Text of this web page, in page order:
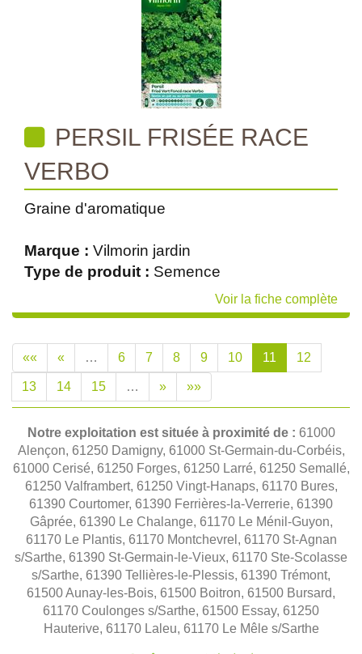
PERSIL FRISÉE RACE
VERBO
Graine d'aromatique
Marque : Vilmorin jardin
Type de produit : Semence
Voir la fiche complète
«« « … 6 7 8 9 10 11 12
13 14 15 … » »»
Notre exploitation est située à proximité de : 61000
Alençon, 61250 Damigny, 61000 St-Germain-du-Corbéis,
61000 Cerisé, 61250 Forges, 61250 Larré, 61250 Semallé,
61250 Valframbert, 61250 Vingt-Hanaps, 61170 Bures,
61390 Courtomer, 61390 Ferrières-la-Verrerie, 61390
Gâprée, 61390 Le Chalange, 61170 Le Ménil-Guyon,
61170 Le Plantis, 61170 Montchevrel, 61170 St-Agnan
s/Sarthe, 61390 St-Germain-le-Vieux, 61170 Ste-Scolasse
s/Sarthe, 61390 Tellières-le-Plessis, 61390 Trémont,
61500 Aunay-les-Bois, 61500 Boitron, 61500 Bursard,
61170 Coulonges s/Sarthe, 61500 Essay, 61250
Hauterive, 61170 Laleu, 61170 Le Mêle s/Sarthe